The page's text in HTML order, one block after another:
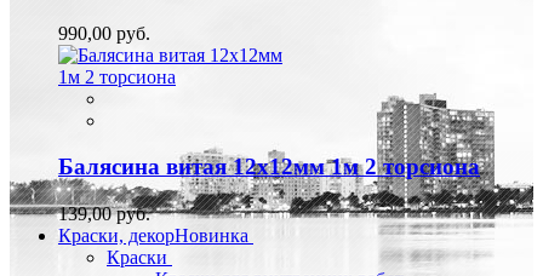
990,00 руб.
Балясина витая 12х12мм 1м 2 торсиона
139,00 руб.
Краски, декорНовинка
Краски